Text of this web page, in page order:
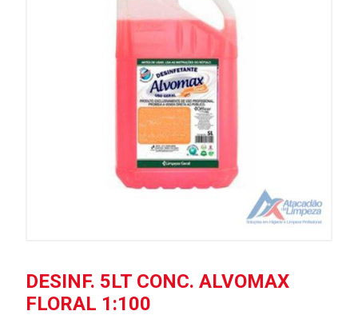
DESINF. 5LT CONC. ALVOMAX
FLORAL 1:100